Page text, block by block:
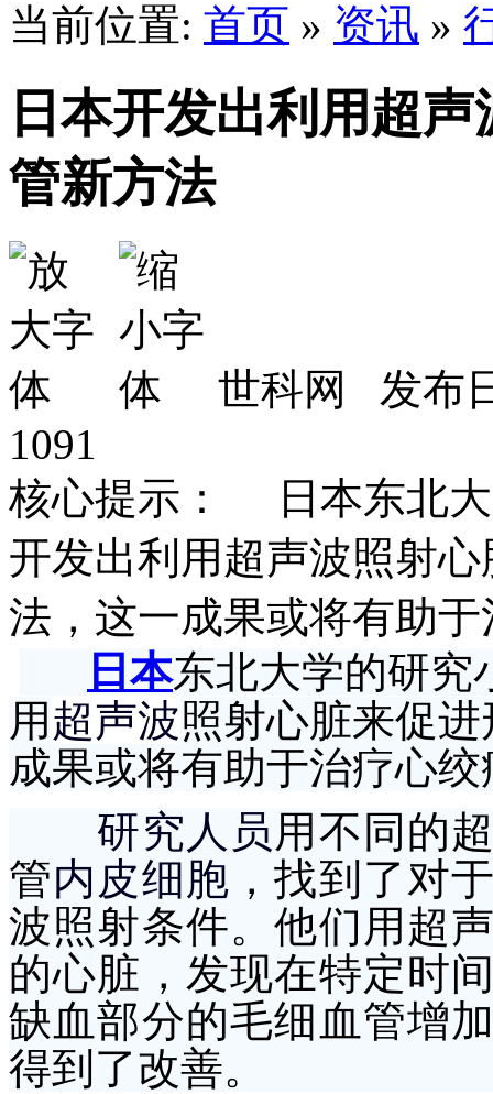
当前位置: 首页 » 资讯 »
日本开发出利用超
管新方法
世科网 发布
1091
核心提示： 日本东北大
开发出利用超声波照射
法，这一成果或将有助
日本东北大学的研究
用 超声波照射心脏来促
成果或将有助于治疗心绞
研究人员 用不同的
管内皮细胞 ，找到了对
波照射条件。他们用超
的心脏，发现在特定时
缺血部分的毛细血管增
得到了改善。